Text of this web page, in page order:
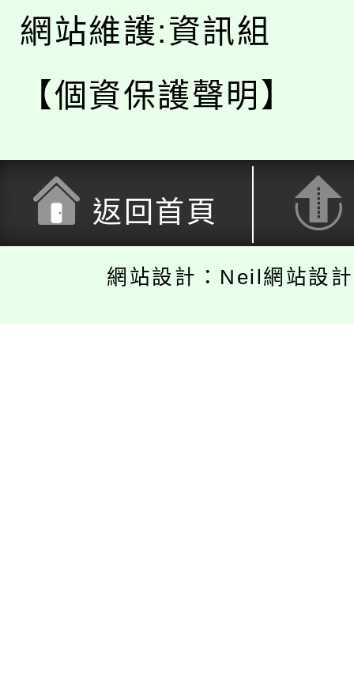
網站維護:資訊組
【個資保護聲明】
返回首頁
網站設計：Neil網站設